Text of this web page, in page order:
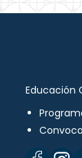
Educación